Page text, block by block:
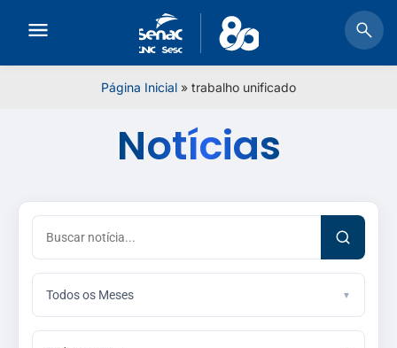
Página Inicial » trabalho unificado
Notícias
Todos os Meses